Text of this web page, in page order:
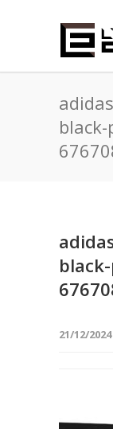
21/12/2024